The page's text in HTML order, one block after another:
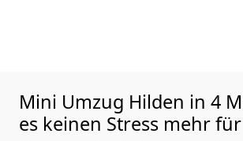
Mini Umzug Hilden in 4
es keinen Stress mehr